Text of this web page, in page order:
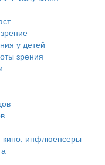
у детей
зрения
кино, инфлюенсеры